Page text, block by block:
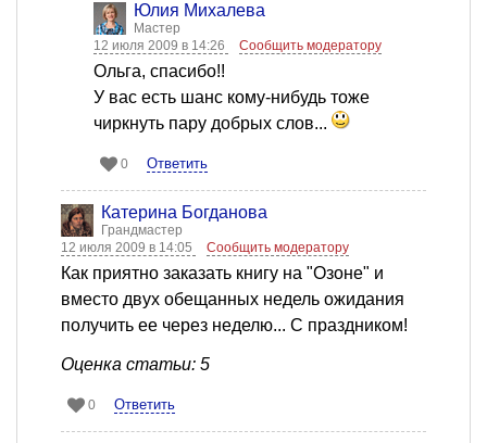
Юлия Михалева
Мастер
12 июля 2009 в 14:26
Сообщить модератору
Ольга, спасибо!!
У вас есть шанс кому-нибудь тоже
чиркнуть пару добрых слов...
0 Ответить
Катерина Богданова
Грандмастер
12 июля 2009 в 14:05
Сообщить модератору
Как приятно заказать книгу на "Озоне" и
вместо двух обещанных недель ожидания
получить ее через неделю... С праздником!
Оценка статьи: 5
0 Ответить